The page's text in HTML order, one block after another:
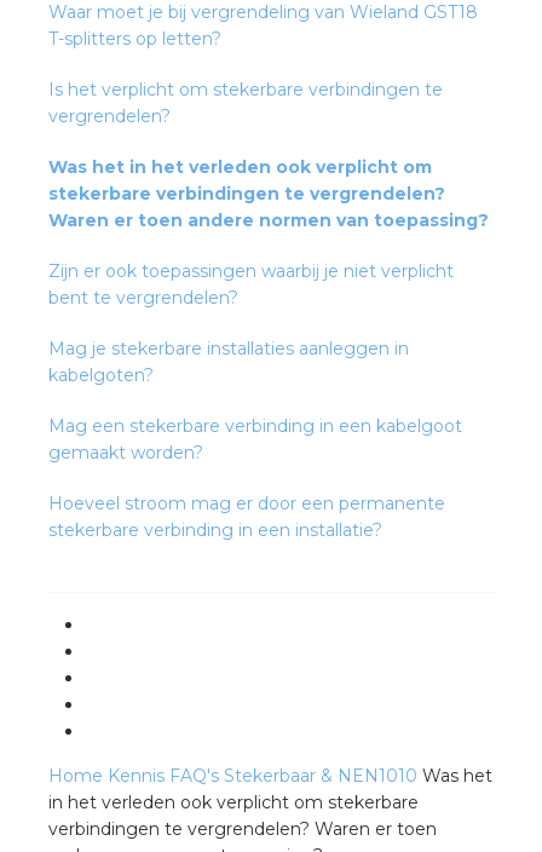
Waar moet je bij vergrendeling van Wieland GST18
T-splitters op letten?
Is het verplicht om stekerbare verbindingen te
vergrendelen?
Was het in het verleden ook verplicht om
stekerbare verbindingen te vergrendelen?
Waren er toen andere normen van toepassing?
Zijn er ook toepassingen waarbij je niet verplicht
bent te vergrendelen?
Mag je stekerbare installaties aanleggen in
kabelgoten?
Mag een stekerbare verbinding in een kabelgoot
gemaakt worden?
Hoeveel stroom mag er door een permanente
stekerbare verbinding in een installatie?
Home Kennis FAQ's Stekerbaar & NEN1010 Was het
in het verleden ook verplicht om stekerbare
verbindingen te vergrendelen? Waren er toen
waarde